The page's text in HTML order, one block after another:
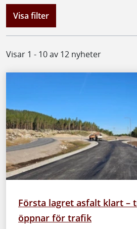
Visa filter
Visar 1 - 10 av 12 nyheter
Första lagret asfalt klart –
öppnar för trafik